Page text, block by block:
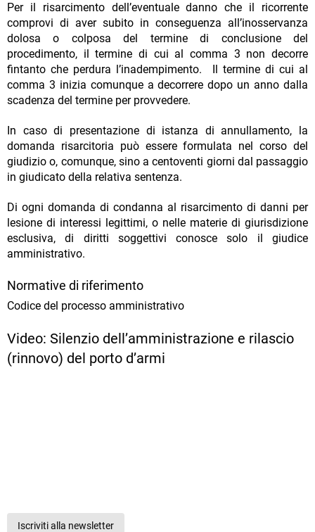
Per il risarcimento dell’eventuale danno che il ricorrente
comprovi di aver subito in conseguenza all’inosservanza
dolosa o colposa del termine di conclusione del
procedimento, il termine di cui al comma 3 non decorre
fintanto che perdura l’inadempimento. Il termine di cui al
comma 3 inizia comunque a decorrere dopo un anno dalla
scadenza del termine per provvedere.
In caso di presentazione di istanza di annullamento, la
domanda risarcitoria può essere formulata nel corso del
giudizio o, comunque, sino a centoventi giorni dal passaggio
in giudicato della relativa sentenza.
Di ogni domanda di condanna al risarcimento di danni per
lesione di interessi legittimi, o nelle materie di giurisdizione
esclusiva, di diritti soggettivi conosce solo il giudice
amministrativo.
Normative di riferimento
Codice del processo amministrativo
Video: Silenzio dell’amministrazione e rilascio
(rinnovo) del porto d’armi
Iscriviti alla newsletter